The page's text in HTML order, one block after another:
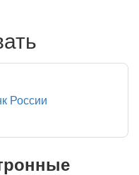
России